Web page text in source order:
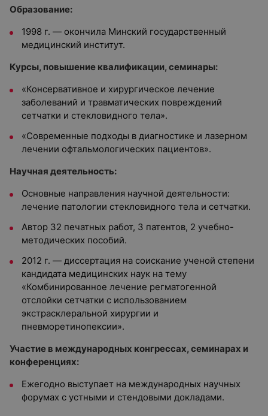
Образование:
1998 г. — окончила Минский государственный
медицинский институт.
Курсы, повышение квалификации, семинары:
«Консервативное и хирургическое лечение
заболеваний и травматических повреждений
сетчатки и стекловидного тела».
«Современные подходы в диагностике и лазерном
лечении офтальмологических пациентов».
Научная деятельность:
Основные направления научной деятельности:
лечение патологии стекловидного тела и сетчатки.
Автор 32 печатных работ, 3 патентов, 2 учебно-
методических пособий.
2012 г. — диссертация на соискание ученой степени
кандидата медицинских наук на тему
«Комбинированное лечение регматогенной
отслойки сетчатки с использованием
экстрасклеральной хирургии и
пневморетинопексии».
Участие в международных конгрессах, семинарах и
конференциях:
Ежегодно выступает на международных научных
форумах с устными и стендовыми докладами.